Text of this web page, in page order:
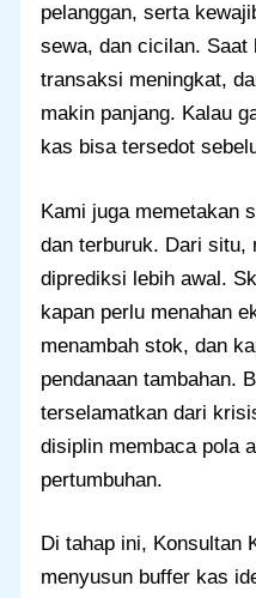
pelanggan, serta
sewa, dan cicilan.
transaksi meningkat,
makin panjang. Kalau
kas bisa tersedot
Kami juga memetakan
dan terburuk. Dari situ,
diprediksi lebih awal.
kapan perlu menahan
menambah stok, dan
pendanaan tambahan.
terselamatkan dari
disiplin membaca pola
pertumbuhan.
Di tahap ini, Konsultan
menyusun buffer kas